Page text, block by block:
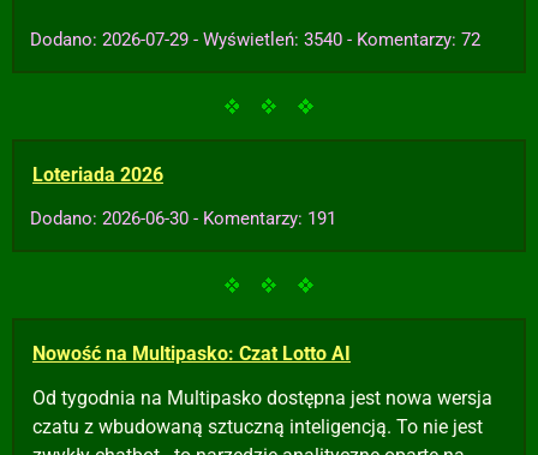
Dodano: 2026-07-29 - Wyświetleń: 3540 - Komentarzy: 72
Loteriada 2026
Dodano: 2026-06-30 - Komentarzy: 191
Nowość na Multipasko: Czat Lotto AI
Od tygodnia na Multipasko dostępna jest nowa wersja
czatu z wbudowaną sztuczną inteligencją. To nie jest